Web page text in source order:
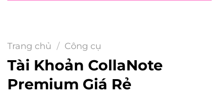
Trang chủ / Công cụ
Tài Khoản CollaNote
Premium Giá Rẻ